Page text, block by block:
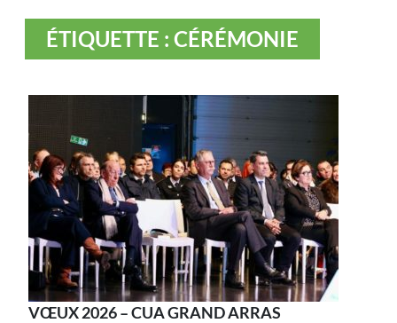
ÉTIQUETTE : CÉRÉMONIE
VŒUX 2026 – CUA GRAND ARRAS